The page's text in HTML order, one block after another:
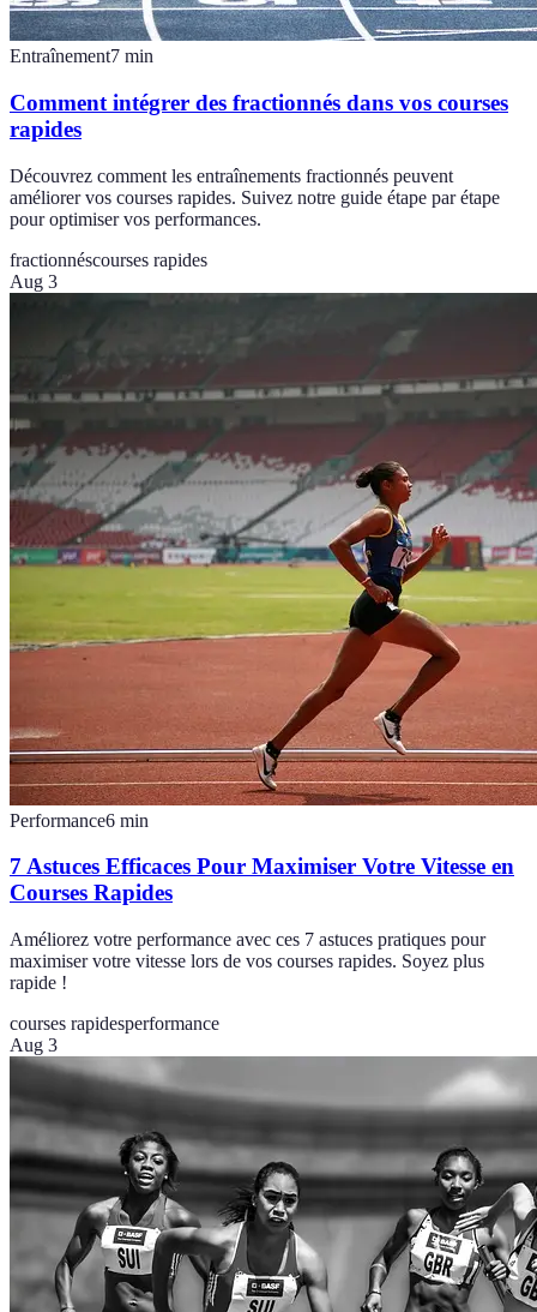
Entraînement7 min
Comment intégrer des fractionnés dans vos courses
rapides
Découvrez comment les entraînements fractionnés peuvent
améliorer vos courses rapides. Suivez notre guide étape par étape
pour optimiser vos performances.
fractionnéscourses rapides
Aug 3
Performance6 min
7 Astuces Efficaces Pour Maximiser Votre Vitesse en
Courses Rapides
Améliorez votre performance avec ces 7 astuces pratiques pour
maximiser votre vitesse lors de vos courses rapides. Soyez plus
rapide !
courses rapidesperformance
Aug 3